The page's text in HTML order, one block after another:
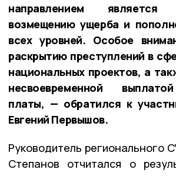
направлением
возмещению ущерба и
всех уровней. Особое
раскрытию преступлений в
национальных проектов, а
несвоевременной
платы, — обратился к
Евгений Первышов.
Руководитель регионального
Степанов отчитался о